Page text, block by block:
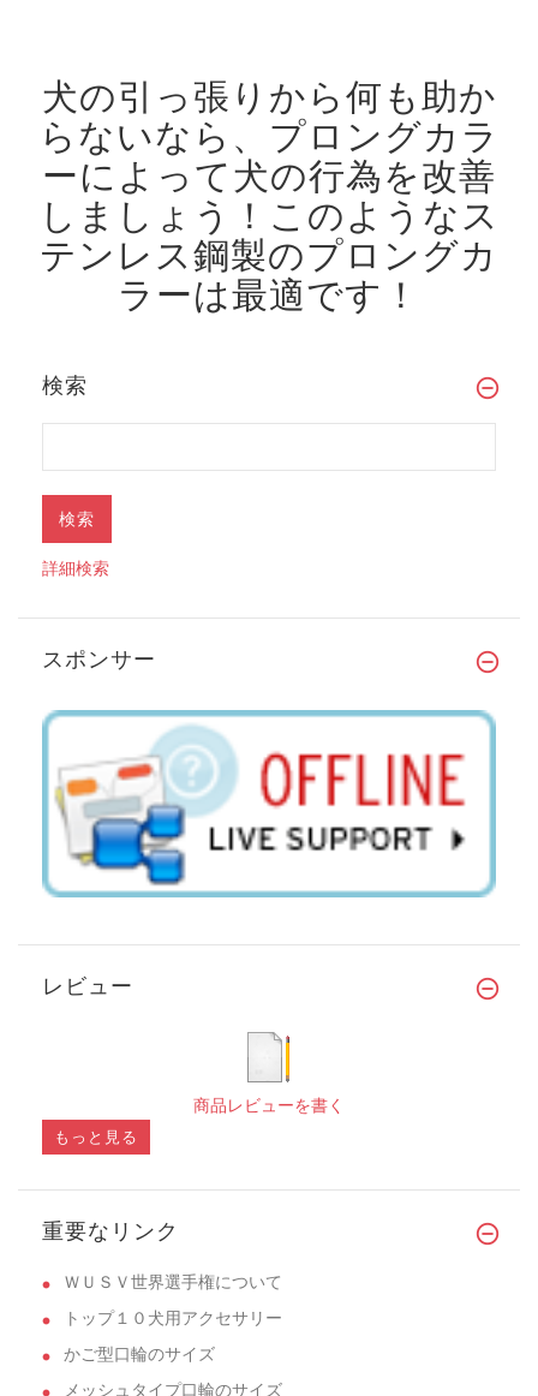
犬の引っ張りから何も助か
らないなら、プロングカラ
ーによって犬の行為を改善
しましょう！ このようなス
テンレス鋼製のプロングカ
ラーは最適です！
検索
詳細検索
スポンサー
レビュー
商品レビューを書く
もっと見る
重要なリンク
ＷＵＳＶ世界選手権について
トップ１０犬用アクセサリー
かご型口輪のサイズ
メッシュタイプ口輪のサイズ